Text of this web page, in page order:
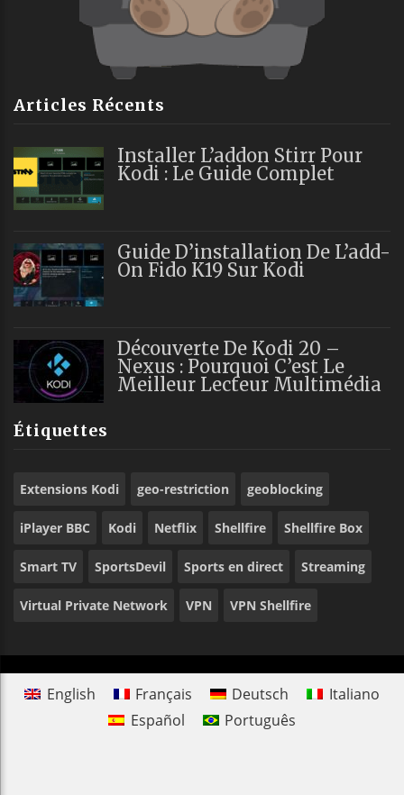
Articles Récents
Installer L’addon Stirr Pour
Kodi : Le Guide Complet
Guide D’installation De L’add-
On Fido K19 Sur Kodi
Découverte De Kodi 20 –
Nexus : Pourquoi C’est Le
Meilleur Lecteur Multimédia
Étiquettes
Extensions Kodi geo-restriction geoblocking
iPlayer BBC Kodi Netflix Shellfire Shellfire Box
Smart TV SportsDevil Sports en direct Streaming
Virtual Private Network VPN VPN Shellfire
English Français Deutsch
Italiano
Español
Português